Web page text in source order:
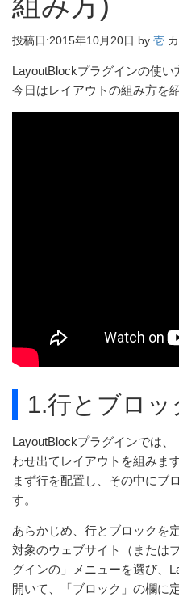
投稿日:2015年10月20日 by 壱
LayoutBlockプラグインの使い
今日はレイアウトの組み方を
1.行とブロッ
LayoutBlockプラグインでは
わせ出てレイアウトを組みます
まず行を配置し、その中にブ
す。
あらかじめ、行とブロックを
対象のウェブサイト（または
グインの」メニューを選び、
開いて、「ブロック」の欄に